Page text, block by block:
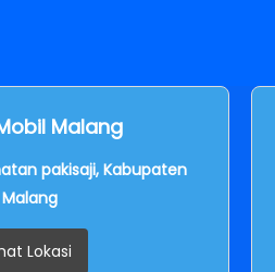
Malang
pakisaji, Kabupaten
Malang
Lokasi